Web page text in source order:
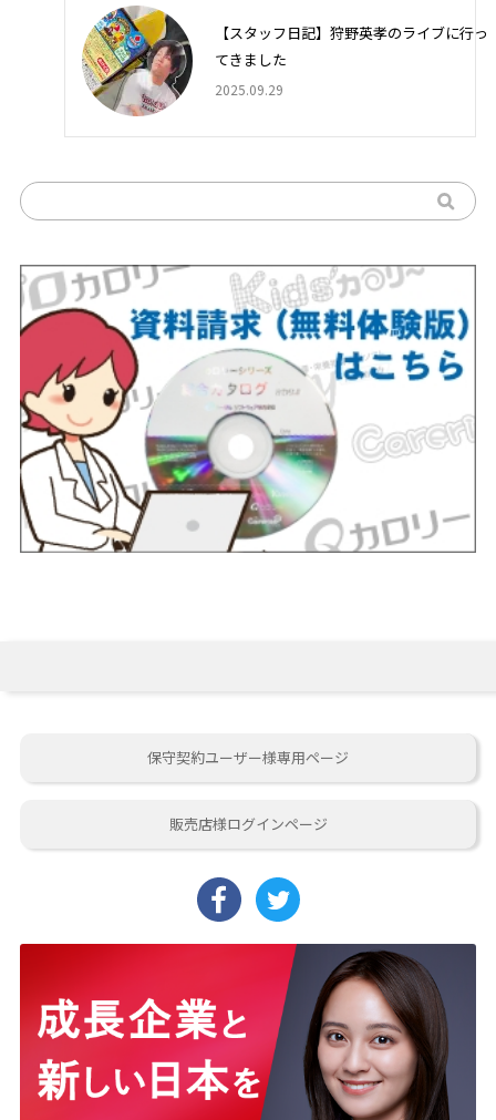
【スタッフ日記】狩野英孝のライブに行っ
てきました
2025.09.29
保守契約ユーザー様専用ページ
販売店様ログインページ